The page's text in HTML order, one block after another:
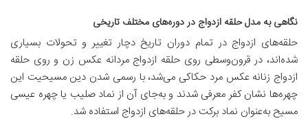
نگاهی به مدل حلقه ازدواج در دوره‌های مختلف تاریخی
حلقه‌های ازدواج در تمام دوران تاریخ دچار تغییر و تحولات بسیاری
شده‌اند، در قرون‌وسطی روی حلقه ازدواج مردانه عکس زن و روی حلقه
ازدواج زنانه عکس مرد حکاکی می‌شد، با رسمی شدن دین مسیحیت این
چهره‌ها نشان کفر معرفی شدند و به‌جای آن از نماد صلیب یا چهره عیسی
مسیح به‌عنوان نماد برکت در حلقه‌های ازدواج استفاده شد.